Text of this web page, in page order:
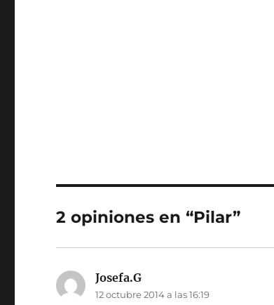
2 opiniones en “Pilar”
Josefa.G
12 octubre 2014 a las 16:19